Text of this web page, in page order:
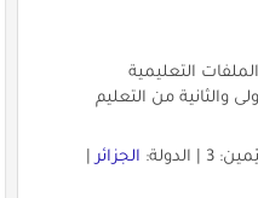
التعليمية
والثانية من التعليم
الجزائر|